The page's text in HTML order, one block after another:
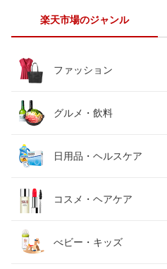
楽天市場のジャンル
ファッション
レディースファッション
メンズファッション
キッズファッション
ベビーファッション
グルメ・飲料
食品
スイーツ・お菓子
水・ソフトドリンク
日用品・ヘルスケア
日用品雑貨・文房具・手芸
ダイエット・健康
コスメ・ヘアケア
美容・コスメ・香水
べビー・キッズ